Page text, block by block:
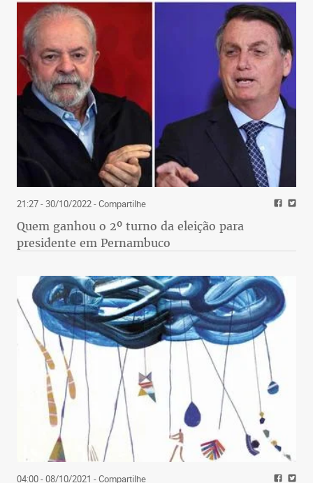
21:27 - 30/10/2022- Compartilhe
Quem ganhou o 2º turno da eleição para
presidente em Pernambuco
04:00 - 08/10/2021 - Compartilhe